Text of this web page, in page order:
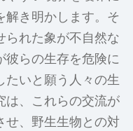
解き明かします。そ
られた象が不自然な
彼らの生存を危険に
たいと願う人々の生
は、これらの交流が
せ、野生生物との対